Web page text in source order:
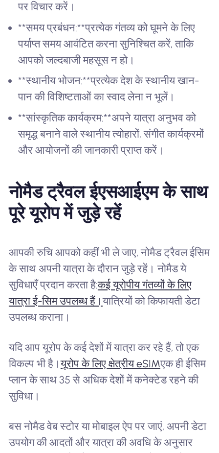
पर विचार करें।
**समय प्रबंधन:**प्रत्येक गंतव्य को घूमने के लिए
पर्याप्त समय आवंटित करना सुनिश्चित करें, ताकि
आपको जल्दबाजी महसूस न हो।
**स्थानीय भोजन:**प्रत्येक देश के स्थानीय खान-
पान की विशिष्टताओं का स्वाद लेना न भूलें।
**सांस्कृतिक कार्यक्रम:**अपने यात्रा अनुभव को
समृद्ध बनाने वाले स्थानीय त्योहारों, संगीत कार्यक्रमों
और आयोजनों की जानकारी प्राप्त करें।
नोमैड ट्रैवल ईएसआईएम के साथ
पूरे यूरोप में जुड़े रहें
आपकी रुचि आपको कहीं भी ले जाए, नोमैड ट्रैवल ईसिम
के साथ अपनी यात्रा के दौरान जुड़े रहें। नोमैड ये
सुविधाएँ प्रदान करता है:कई यूरोपीय गंतव्यों के लिए
यात्रा ई-सिम उपलब्ध हैं।यात्रियों को किफायती डेटा
उपलब्ध कराना।
यदि आप यूरोप के कई देशों में यात्रा कर रहे हैं, तो एक
विकल्प भी है।यूरोप के लिए क्षेत्रीय eSIMएक ही ईसिम
प्लान के साथ 35 से अधिक देशों में कनेक्टेड रहने की
सुविधा।
बस नोमैड वेब स्टोर या मोबाइल ऐप पर जाएं, अपनी डेटा
उपयोग की आदतों और यात्रा की अवधि के अनुसार